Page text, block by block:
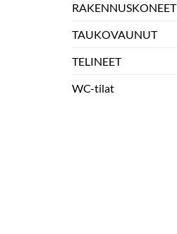
RAKENNUSKONEET
TAUKOVAUNUT
TELINEET
WC-tilat